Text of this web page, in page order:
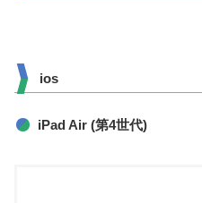
ios
iPad Air (第4世代)